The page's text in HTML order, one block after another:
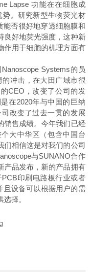
Lapse功能在在细胞成
。研究新型生物荧光材
能否很好地穿透细胞膜和
良好地荧光强度，这种新
作用于细胞的机理方面有
Nanoscope Systems的员
冲击，在大田广域市很
CEO ，改变了公司的发
在2020年与中国的巨纳
改变了过去一贯的发展
销售成绩。今年我们已经
大中华区（包含中国台
们相信这是对我们的公司
与SUNANO合作
产品发布，新的产品拥有
PCB印刷电路板行业或者
且设备可以根据用户的需
择。